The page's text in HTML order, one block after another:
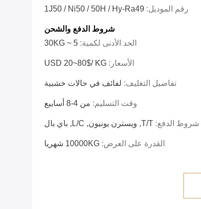
رقم الموديل: 1J50 / Ni50 / 50Н / Hy-Ra49
شروط الدفع والشحن
الحد الأدنى لكمية: 5 ~ 30KG
الأسعار: USD 20~80$/ KG
تفاصيل التغليف: لفائف في حالات خشبية
وقت التسليم: من 4-8 أسابيع
شروط الدفع: T/T, ويسترن يونيون, L/C, باي بال
القدرة على العرض: 10000KG شهريا